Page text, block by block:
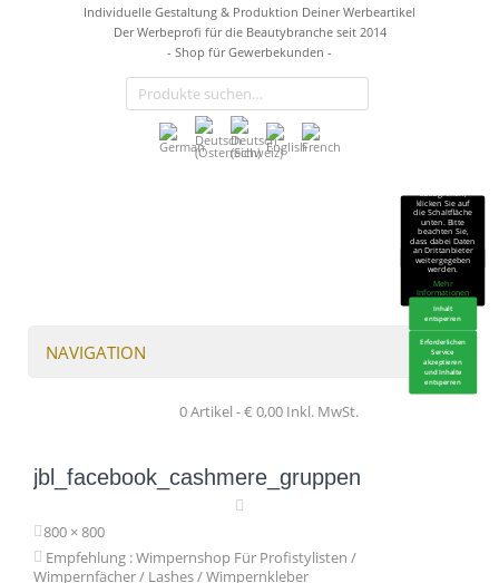
klicken Sie auf
die Schaltfläche
unten. Bitte
beachten Sie,
dass dabei Daten
an Drittanbieter
weitergegeben
werden.
Mehr
Informationen
Inhalt
entsperren
Erforderlichen
Service
akzeptieren
und Inhalte
entsperren
Individuelle Gestaltung & Produktion Deiner Werbeartikel
Der Werbeprofi für die Beautybranche seit 2014
- Shop für Gewerbekunden -
NAVIGATION
0 Artikel -€ 0,00 Inkl. MwSt.
jbl_facebook_cashmere_gruppen
800 × 800
Empfehlung : Wimpernshop Für Profistylisten /
Wimpernfächer / Lashes / Wimpernkleber